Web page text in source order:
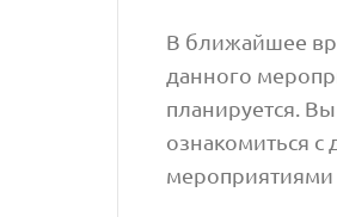
В ближайшее
данного
планируется.
ознакомиться с